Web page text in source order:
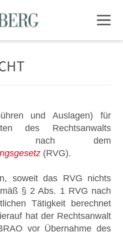
und Auslagen) für
des Rechtsanwalts
nach dem
(RVG).
soweit das RVG nichts
§ 2 Abs. 1 RVG nach
Tätigkeit berechnet
hat der Rechtsanwalt
vor Übernahme des